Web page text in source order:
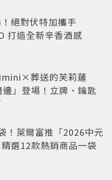
絕對伏特加攜手
打造全新辛香酒感
mini×葬送的芙莉蓮
邊」登場！立牌、鑰匙
！萊爾富推「2026中元
選12款熱銷商品一袋